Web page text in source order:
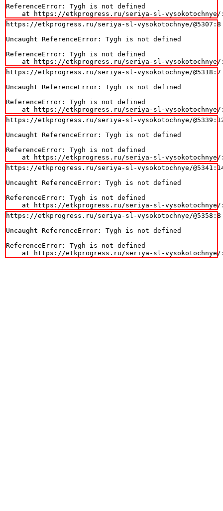
ReferenceError: Tygh is not defined
at https://etkprogress.ru/seriya-sl-vysokotochnye/
https://etkprogress.ru/seriya-sl-vysokotochnye/@5307:8
Uncaught ReferenceError: Tygh is not defined
ReferenceError: Tygh is not defined
at https://etkprogress.ru/seriya-sl-vysokotochnye/
https://etkprogress.ru/seriya-sl-vysokotochnye/@5318:7
Uncaught ReferenceError: Tygh is not defined
ReferenceError: Tygh is not defined
at https://etkprogress.ru/seriya-sl-vysokotochnye/
https://etkprogress.ru/seriya-sl-vysokotochnye/
Uncaught ReferenceError: Tygh is not defined
ReferenceError: Tygh is not defined
at https://etkprogress.ru/seriya-sl-vysokotochnye/
https://etkprogress.ru/seriya-sl-vysokotochnye/
Uncaught ReferenceError: Tygh is not defined
ReferenceError: Tygh is not defined
at https://etkprogress.ru/seriya-sl-vysokotochnye/
https://etkprogress.ru/seriya-sl-vysokotochnye/@5358:8
Uncaught ReferenceError: Tygh is not defined
ReferenceError: Tygh is not defined
at https://etkprogress.ru/seriya-sl-vysokotochnye/